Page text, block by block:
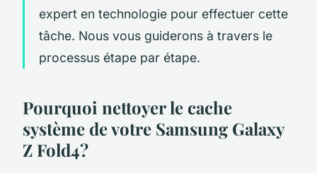
expert en technologie pour effectuer cette
tâche. Nous vous guiderons à travers le
processus étape par étape.
Pourquoi nettoyer le cache
système de votre Samsung Galaxy
Z Fold4?